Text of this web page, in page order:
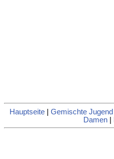
Hauptseite| Gemischte Jugend
Damen|